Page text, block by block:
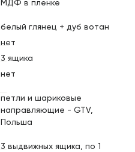
МДФ в пленке
белый глянец + дуб вотан
нет
3 ящика
нет
петли и шариковые
направляющие - GTV,
Польша
3 выдвижных ящика, по 1